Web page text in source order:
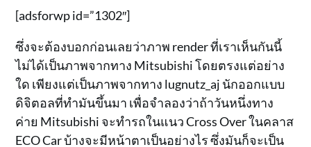
[adsforwp id=”1302″]
ซึ่งจะต้องบอกก่อนเลยว่าภาพ render ที่เราเห็นกันนี้
ไม่ได้เป็นภาพจากทาง Mitsubishi โดยตรงแต่อย่าง
ใด เพียงแต่เป็นภาพจากทาง lugnutz_aj นักออกแบบ
ดิจิตอลที่ทำมันขึ้นมา เพื่อจำลองว่าถ้าวันหนึ่งทาง
ค่าย Mitsubishi จะทำรถในแนว Cross Over ในคลาส
ECO Car บ้างจะมีหน้าตาเป็นอย่างไร ซึ่งมันก็จะเป็น